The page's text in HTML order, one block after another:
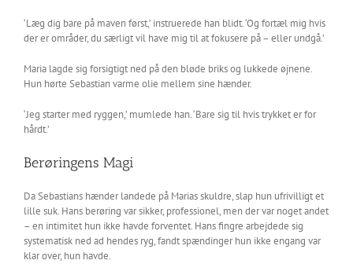
‘Læg dig bare på maven først,’ instruerede han blidt. ‘Og fortæl mig hvis
der er områder, du særligt vil have mig til at fokusere på – eller undgå.’
Maria lagde sig forsigtigt ned på den bløde briks og lukkede øjnene.
Hun hørte Sebastian varme olie mellem sine hænder.
‘Jeg starter med ryggen,’ mumlede han. ‘Bare sig til hvis trykket er for
hårdt.’
Berøringens Magi
Da Sebastians hænder landede på Marias skuldre, slap hun ufrivilligt et
lille suk. Hans berøring var sikker, professionel, men der var noget andet
– en intimitet hun ikke havde forventet. Hans fingre arbejdede sig
systematisk ned ad hendes ryg, fandt spændinger hun ikke engang var
klar over, hun havde.